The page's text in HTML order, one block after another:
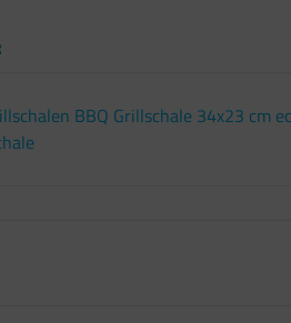
BBQ Grillschale 34x23 cm